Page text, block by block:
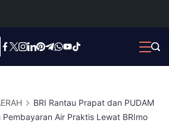
BRI Rantau Prapat dan PUDAM
Air Praktis Lewat BRImo